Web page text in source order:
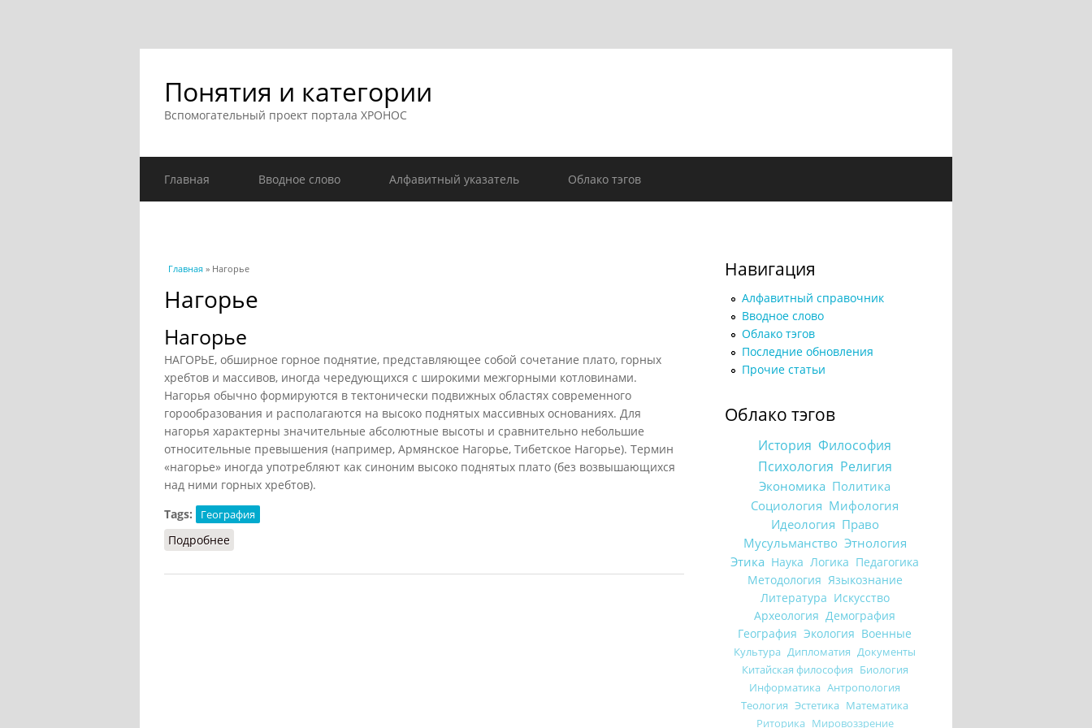
Понятия и категории
Вспомогательный проект портала ХРОНОС
Главная Вводное слово Алфавитный указатель Облако тэгов
Вы здесь
Главная » Нагорье
Нагорье
Нагорье
НАГОРЬЕ, обширное горное поднятие, представляющее собой сочетание плато, горных
хребтов и массивов, иногда чередующихся с широкими межгорными котловинами.
Нагорья обычно формируются в тектонически подвижных областях современного
горообразования и располагаются на высоко поднятых массивных основаниях. Для
нагорья характерны значительные абсолютные высоты и сравнительно небольшие
относительные превышения (например, Армянское Нагорье, Тибетское Нагорье). Термин
«нагорье» иногда употребляют как синоним высоко поднятых плато (без возвышающихся
над ними горных хребтов).
Tags:
География
Подробнее
Навигация
Алфавитный справочник
Вводное слово
Облако тэгов
Последние обновления
Прочие статьи
Облако тэгов
История Философия
Психология Религия
Экономика Политика
Социология Мифология
Идеология Право
Мусульманство Этнология
Этика Наука Логика Педагогика
Методология Языкознание
Литература Искусство
Археология Демография
География Экология Военные
Культура Дипломатия Документы
Китайская философия Биология
Информатика Антропология
Теология Эстетика Математика
Риторика Мировоззрение